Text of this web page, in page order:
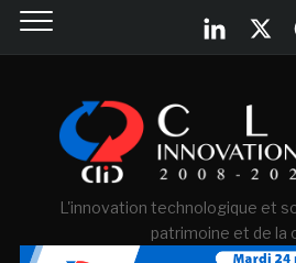
L'innovation technologique et
patrimoine et de la